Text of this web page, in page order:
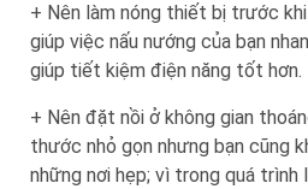
+ Nên làm nóng thiết bị trước
giúp việc nấu nướng của bạn
giúp tiết kiệm điện năng tốt hơn.
+ Nên đặt nồi ở không gian
thước nhỏ gọn nhưng bạn cũng
những nơi hẹp; vì trong quá trình